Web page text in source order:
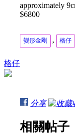
格仔
approximately
$6800
變形金剛 , 格仔
分享
相關帖子